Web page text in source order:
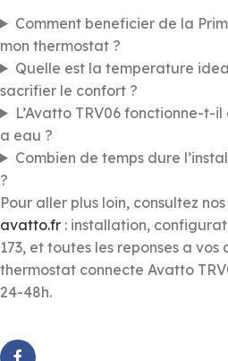
Comment beneficier de la
mon thermostat ?
Quelle est la temperature
sacrifier le confort ?
L’Avatto TRV06 fonctionne-t-
a eau ?
Combien de temps dure
?
Pour aller plus loin, consultez
avatto.fr : installation,
173, et toutes les reponses a vos
thermostat connecte Avatto
24-48h.